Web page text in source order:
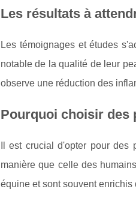
Les résultats à
Les témoignages et études
notable de la qualité de leur
observe une réduction des
Pourquoi choisir des
Il est crucial d'opter pour
manière que celle des
équine et sont souvent